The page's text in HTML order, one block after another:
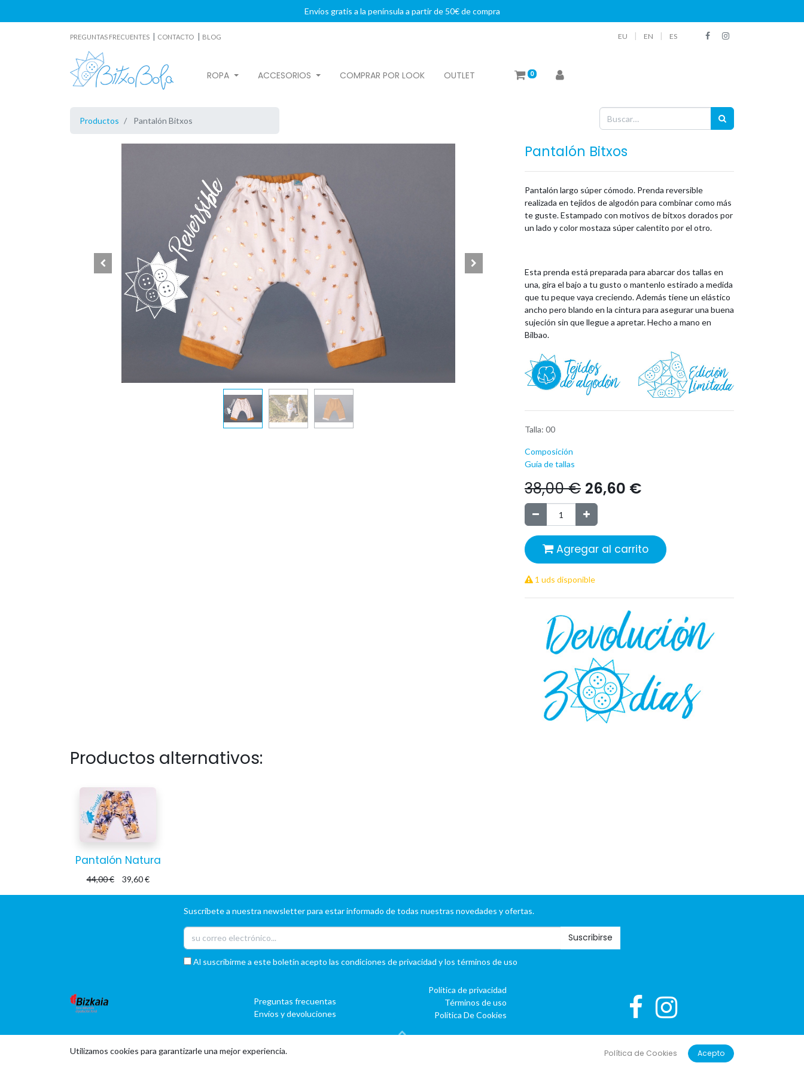
Envíos gratis a la península a partir de 50€ de compra
PREGUNTAS FRECUENTES | CONTACTO | BLOG EU EN ES
ROPA ACCESORIOS COMPRAR POR LOOK OUTLET 0
Productos Pantalón Bitxos
Pantalón Bitxos
Pantalón largo súper cómodo. Prenda reversible
realizada en tejidos de algodón para combinar como más
te guste. Estampado con motivos de bitxos dorados por
un lado y color mostaza súper calentito por el otro.
Esta prenda está preparada para abarcar dos tallas en
una, gira el bajo a tu gusto o mantenlo estirado a medida
que tu peque vaya creciendo. Además tiene un elástico
ancho pero blando en la cintura para asegurar una buena
sujeción sin que llegue a apretar. Hecho a mano en
Bilbao.
Talla: 00
Composición
Guía de tallas
38,00€ 26,60 €
Agregar al carrito
1 uds disponible
Productos alternativos:
Pantalón Natura
44,00€ 39,60€
Suscríbete a nuestra newsletter para estar informado de todas nuestras novedades y ofertas.
Suscribirse
Al suscribirme a este boletín acepto las condiciones de privacidad y los términos de uso
Preguntas frecuentas
Envíos y devoluciones
Política de privacidad
Términos de uso
Política De Cookies
Copyright © Company name EU | EN | ES ERP software para autónomos, PYMES y empresas
Utilizamos cookies para garantizarle una mejor experiencia. Política de Cookies Acepto